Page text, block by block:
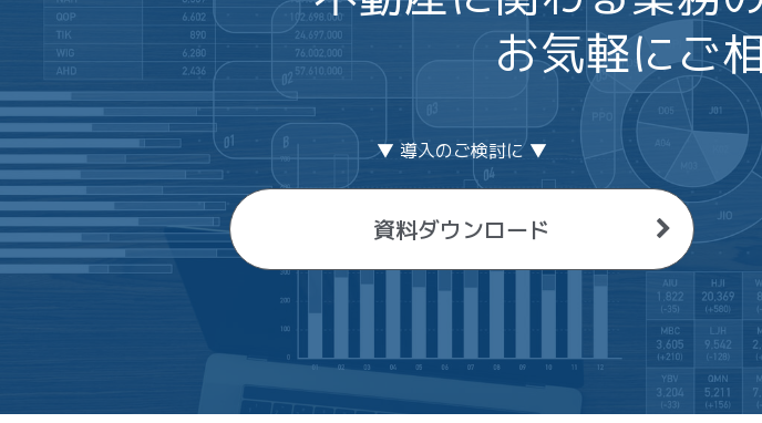
お気軽にご
▼ 導入のご検討に ▼
資料ダウンロード